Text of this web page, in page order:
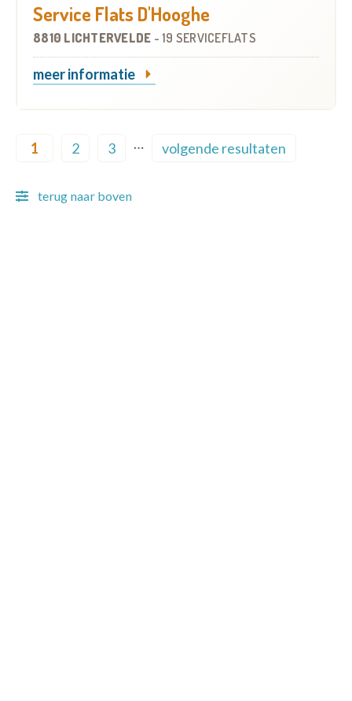
Service Flats D'Hooghe
8810 LICHTERVELDE - 19 SERVICEFLATS
meer informatie
1 2 3
…
volgende resultaten
terug naar boven